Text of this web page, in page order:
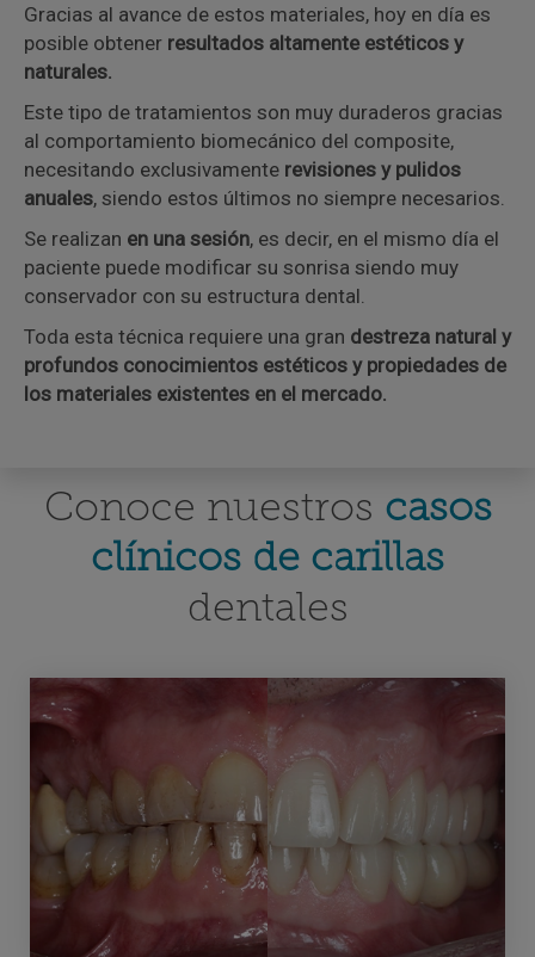
Gracias al avance de estos materiales, hoy en día es
posible obtener resultados altamente estéticos y
naturales.
Este tipo de tratamientos son muy duraderos gracias
al comportamiento biomecánico del composite,
necesitando exclusivamente revisiones y pulidos
anuales, siendo estos últimos no siempre necesarios.
Se realizan en una sesión, es decir, en el mismo día el
paciente puede modificar su sonrisa siendo muy
conservador con su estructura dental.
Toda esta técnica requiere una gran destreza natural y
profundos conocimientos estéticos y propiedades de
los materiales existentes en el mercado.
Conoce nuestros casos
clínicos de carillas
dentales